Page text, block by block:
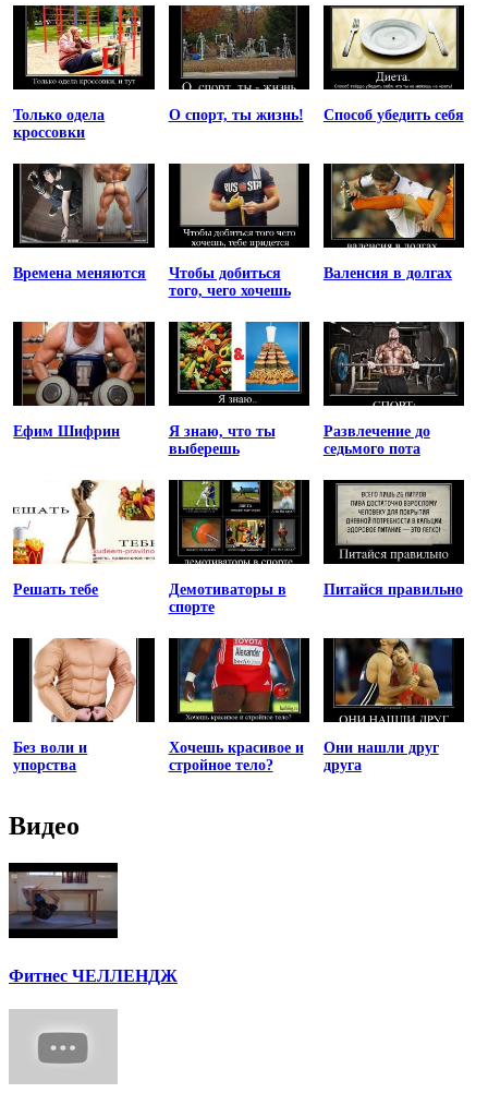
Только одела
кроссовки
О спорт, ты жизнь! Способ убедить себя
Времена меняются
Чтобы добиться
того, чего хочешь
Валенсия в долгах
Ефим Шифрин
Я знаю, что ты
выберешь
Развлечение до
седьмого пота
Решать тебе
Демотиваторы в
спорте
Питайся правильно
Без воли и
упорства
Хочешь красивое и
стройное тело?
Они нашли друг
друга
Видео
Фитнес ЧЕЛЛЕНДЖ